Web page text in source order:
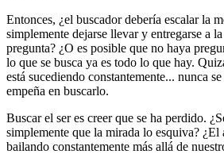
Entonces, ¿el buscador debería escalar la
simplemente dejarse llevar y entregarse a
pregunta? ¿O es posible que no haya
lo que se busca ya es todo lo que hay.
está sucediendo constantemente... nunca
empeña en buscarlo.
Buscar el ser es creer que se ha perdido.
simplemente que la mirada lo esquiva? ¿El
bailando constantemente más allá de